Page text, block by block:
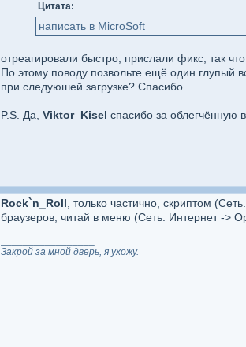
Цитата:
написать в MicroSoft
отреагировали быстро, прислали фикс, так
По этому поводу позвольте ещё один глупый
при следуюшей загрузке? Спасибо.
P.S. Да, Viktor_Kisel спасибо за облегчённую
Rock`n_Roll , только частично, скриптом
браузеров, читай в меню (Сеть. Интернет ->
Закрой за мной дверь, я ухожу.